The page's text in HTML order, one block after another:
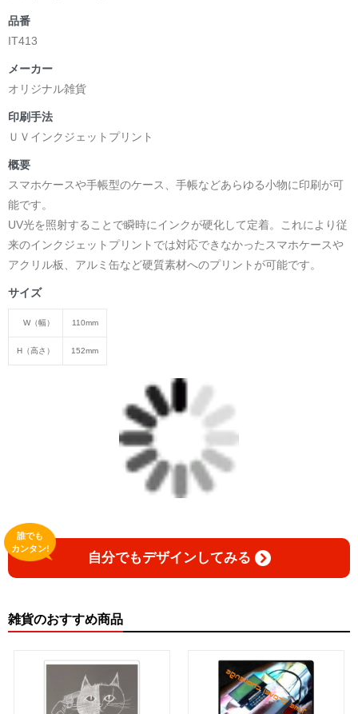
品番
IT413
メーカー
オリジナル雑貨
印刷手法
ＵＶインクジェットプリント
概要
スマホケースや手帳型のケース、手帳などあらゆる小物に印刷が可
能です。
UV光を照射することで瞬時にインクが硬化して定着。これにより従
来のインクジェットプリントでは対応できなかったスマホケースや
アクリル板、アルミ缶など硬質素材へのプリントが可能です。
サイズ
W（幅） 110mm
H（高さ） 152mm
自分でもデザインしてみる
誰でも
カンタン!
雑貨のおすすめ商品